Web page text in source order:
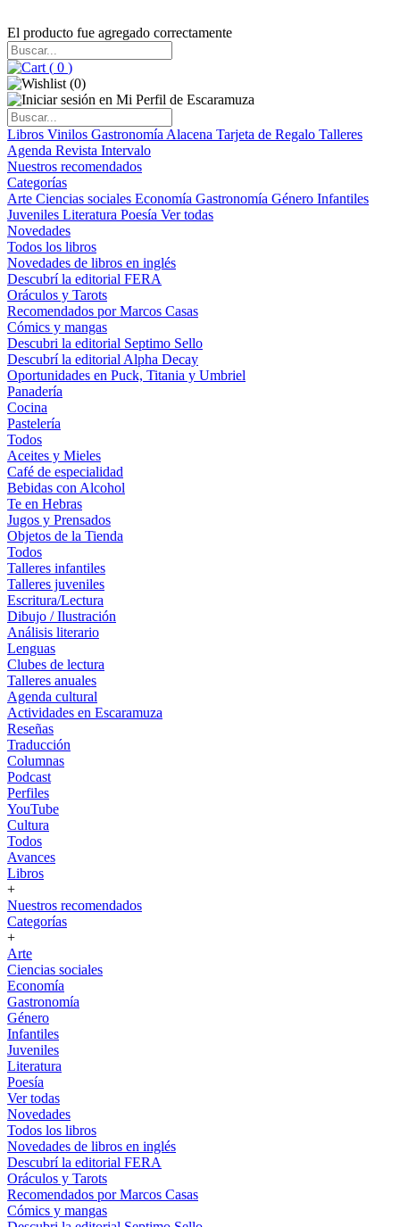
El producto fue agregado correctamente
( 0 )
(0)
Libros Vinilos Gastronomía Alacena Tarjeta de Regalo Talleres
Agenda Revista Intervalo
Nuestros recomendados
Categorías
Arte Ciencias sociales Economía Gastronomía Género Infantiles
Juveniles Literatura Poesía Ver todas
Novedades
Todos los libros
Novedades de libros en inglés
Descubrí la editorial FERA
Oráculos y Tarots
Recomendados por Marcos Casas
Cómics y mangas
Descubri la editorial Septimo Sello
Descubrí la editorial Alpha Decay
Oportunidades en Puck, Titania y Umbriel
Panadería
Cocina
Pastelería
Todos
Aceites y Mieles
Café de especialidad
Bebidas con Alcohol
Te en Hebras
Jugos y Prensados
Objetos de la Tienda
Todos
Talleres infantiles
Talleres juveniles
Escritura/Lectura
Dibujo / Ilustración
Análisis literario
Lenguas
Clubes de lectura
Talleres anuales
Agenda cultural
Actividades en Escaramuza
Reseñas
Traducción
Columnas
Podcast
Perfiles
YouTube
Cultura
Todos
Avances
Libros
+
Nuestros recomendados
Categorías
+
Arte
Ciencias sociales
Economía
Gastronomía
Género
Infantiles
Juveniles
Literatura
Poesía
Ver todas
Novedades
Todos los libros
Novedades de libros en inglés
Descubrí la editorial FERA
Oráculos y Tarots
Recomendados por Marcos Casas
Cómics y mangas